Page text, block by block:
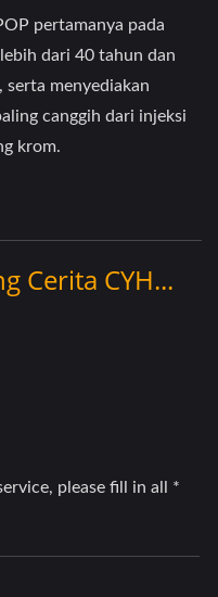
pertamanya pada
dari 40 tahun dan
serta menyediakan
canggih dari injeksi
krom.
Cerita CYH...